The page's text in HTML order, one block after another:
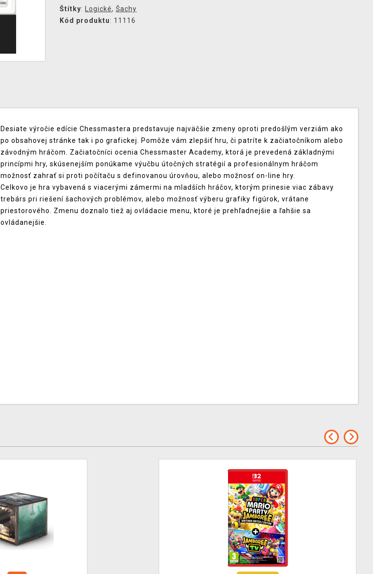
Štítky: Logické, Šachy
Kód produktu: 11116
Desiate výročie edície Chessmastera predstavuje najväčšie zmeny oproti predošlým verziám ako
po obsahovej stránke tak i po grafickej. Pomôže vám zlepšiť hru, či patríte k začiatočníkom alebo
závodným hráčom. Začiatočníci ocenia Chessmaster Academy, ktorá je prevedená základnými
princípmi hry, skúsenejším ponúkame výučbu útočných stratégií a profesionálnym hráčom
možnosť zahrať si proti počítaču s definovanou úrovňou, alebo možnosť on-line hry.
Celkovo je hra vybavená s viacerými zámermi na mladších hráčov, ktorým prinesie viac zábavy
trebárs pri riešení šachových problémov, alebo možnosť výberu grafiky figúrok, vrátane
priestorového. Zmenu doznalo tiež aj ovládacie menu, ktoré je prehľadnejšie a ľahšie sa
ovládanejšie.